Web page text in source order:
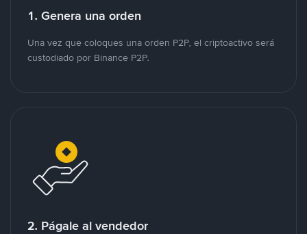
1. Genera una orden
Una vez que coloques una orden P2P, el criptoactivo será
custodiado por Binance P2P.
2. Págale al vendedor